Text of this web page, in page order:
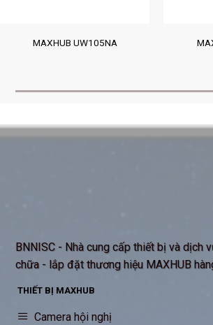
MAXHUB UW105NA
BNNISC - Nhà cung cấp thiết bị và dịch
chữa - lắp đặt thương hiệu MAXHUB
THIẾT BỊ MAXHUB
Camera hội nghị